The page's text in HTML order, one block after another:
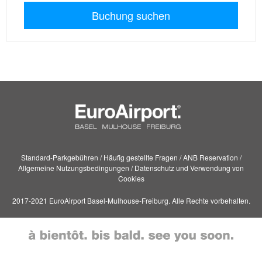
Buchung suchen
Standard-Parkgebühren / Häufig gestellte Fragen / ANB Reservation /
Allgemeine Nutzungsbedingungen / Datenschutz und Verwendung von
Cookies
2017-2021 EuroAirport Basel-Mulhouse-Freiburg. Alle Rechte vorbehalten.